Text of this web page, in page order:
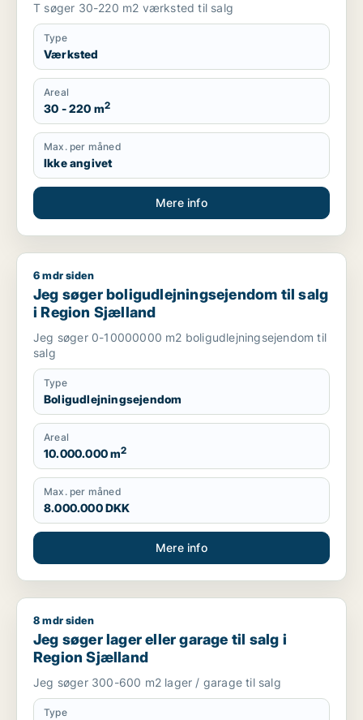
T søger 30-220 m2 værksted til salg
Type
Værksted
Areal
30 - 220 m2
Max. per måned
Ikke angivet
Mere info
Jeg søger boligudlejningsejendom til salg i Region Sjælland
6 mdr siden
Jeg søger boligudlejningsejendom til salg
i Region Sjælland
Jeg søger 0-10000000 m2 boligudlejningsejendom til
salg
Type
Boligudlejningsejendom
Areal
10.000.000 m2
Max. per måned
8.000.000 DKK
Mere info
Jeg søger lager eller garage til salg i Region Sjælland
8 mdr siden
Jeg søger lager eller garage til salg i
Region Sjælland
Jeg søger 300-600 m2 lager / garage til salg
Type